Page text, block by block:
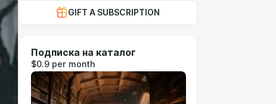
GIFT A SUBSCRIPTION
Подписка на каталог
$0.9 per month